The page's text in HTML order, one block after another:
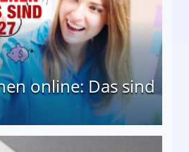
online: Das sind